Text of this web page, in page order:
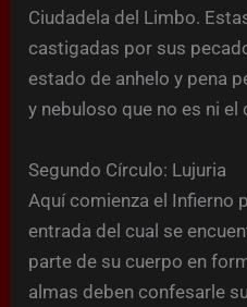
Ciudadela del Limbo.
castigadas por sus
estado de anhelo y pena
y nebuloso que no es ni el
Segundo Círculo: Lujuria
Aquí comienza el Infierno
entrada del cual se
parte de su cuerpo en
almas deben confesarle